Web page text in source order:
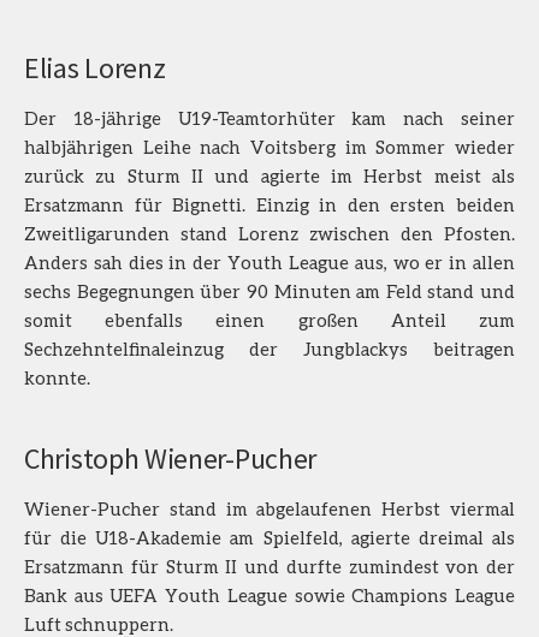
Elias Lorenz
Der 18-jährige U19-Teamtorhüter kam nach seiner
halbjährigen Leihe nach Voitsberg im Sommer wieder
zurück zu Sturm II und agierte im Herbst meist als
Ersatzmann für Bignetti. Einzig in den ersten beiden
Zweitligarunden stand Lorenz zwischen den Pfosten.
Anders sah dies in der Youth League aus, wo er in allen
sechs Begegnungen über 90 Minuten am Feld stand und
somit ebenfalls einen großen Anteil zum
Sechzehntelfinaleinzug der Jungblackys beitragen
konnte.
Christoph Wiener-Pucher
Wiener-Pucher stand im abgelaufenen Herbst viermal
für die U18-Akademie am Spielfeld, agierte dreimal als
Ersatzmann für Sturm II und durfte zumindest von der
Bank aus UEFA Youth League sowie Champions League
Luft schnuppern.